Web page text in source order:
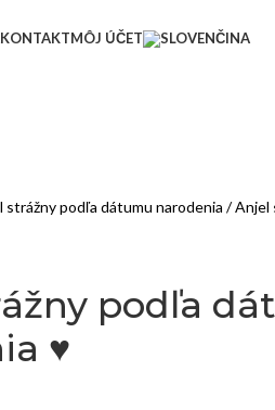
KONTAKTMÔJ ÚČET
strážny podľa dátumu narodenia
Anjel
podľa
♥